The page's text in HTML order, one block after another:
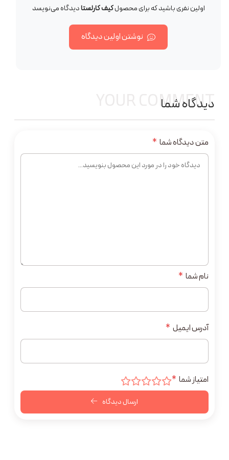
اولین نفری باشید که برای محصولکیف کارلستادیدگاه می‌نویسد
نوشتن اولین دیدگاه
دیدگاه شما
YOUR COMMENT
نام شما *
آدرس ایمیل *
امتیاز شما *
ارسال دیدگاه
متن دیدگاه شما *